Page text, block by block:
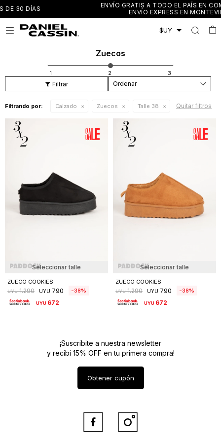
ENVÍO GRATIS A TODO EL PAÍS EN COMPRAS MAYORES A
ENVÍO EXPRESS EN MONTEVIDEO Y CANELONES

Zuecos
Recomendados
Filtrando por: Calzado Zuecos Talle 38 Quitar filtros
Seleccionar talle
ZUECO COOKIES
UYU 1.290 UYU 790 38
UYU 672
Seleccionar talle
ZUECO COOKIES
UYU 1.290 UYU 790 38
UYU 672
¡Suscribite a nuestra newsletter
y recibí 15% OFF en tu primera compra!
Obtener cupón
 